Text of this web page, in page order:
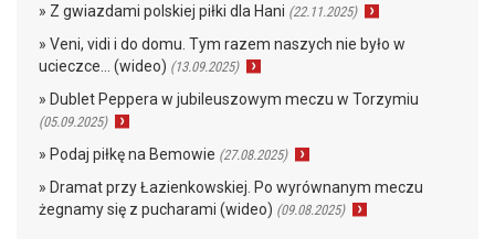
» Z gwiazdami polskiej piłki dla Hani (22.11.2025)
» Veni, vidi i do domu. Tym razem naszych nie było w
ucieczce… (wideo) (13.09.2025)
» Dublet Peppera w jubileuszowym meczu w Torzymiu
(05.09.2025)
» Podaj piłkę na Bemowie (27.08.2025)
» Dramat przy Łazienkowskiej. Po wyrównanym meczu
żegnamy się z pucharami (wideo) (09.08.2025)